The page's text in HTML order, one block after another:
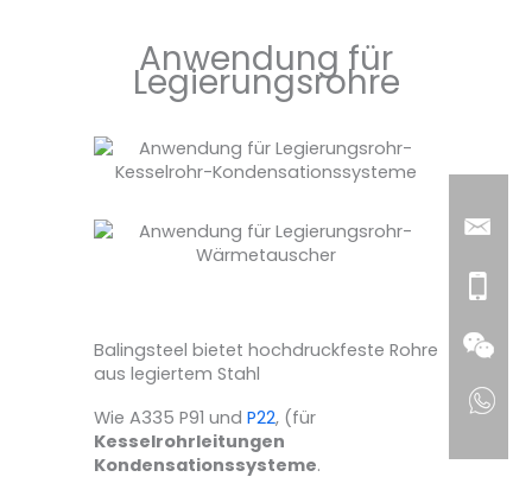
Anwendung für
Legierungsrohre
Balingsteel bietet hochdruckfeste Rohre
aus legiertem Stahl
Wie A335 P91 und P22, (für
Kesselrohrleitungen
Kondensationssysteme.